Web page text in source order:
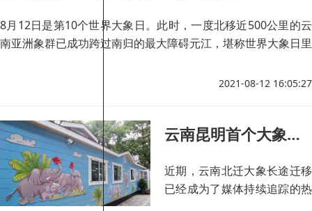
8月12日是第10个世界大象日。此时，一度北移近500公里的云
南亚洲象群已成功跨过南归的最大障碍元江，堪称世界大象日里
2021-08-12 16:05:27
云南昆明首个大象主题献血屋正式启用
近期，云南北迁大象长途迁移
已经成为了媒体持续追踪的热